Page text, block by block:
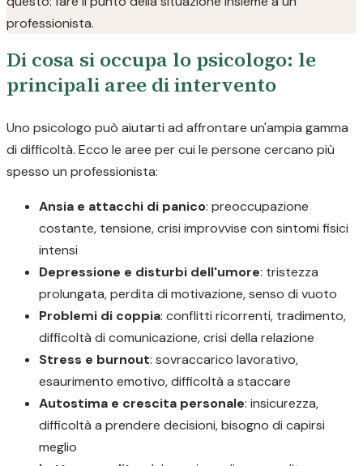
professionista.
Di cosa si occupa lo psicologo: le
principali aree di intervento
Uno psicologo può aiutarti ad affrontare un'ampia gamma
di difficoltà. Ecco le aree per cui le persone cercano più
spesso un professionista:
Ansia e attacchi di panico: preoccupazione
costante, tensione, crisi improvvise con sintomi fisici
intensi
Depressione e disturbi dell'umore: tristezza
prolungata, perdita di motivazione, senso di vuoto
Problemi di coppia: conflitti ricorrenti, tradimento,
difficoltà di comunicazione, crisi della relazione
Stress e burnout: sovraccarico lavorativo,
esaurimento emotivo, difficoltà a staccare
Autostima e crescita personale: insicurezza,
difficoltà a prendere decisioni, bisogno di capirsi
meglio